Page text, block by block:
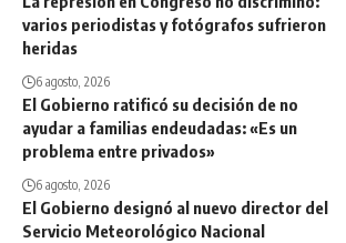
varios periodistas y fotógrafos sufrieron
heridas
6 agosto, 2026
El Gobierno ratificó su decisión de no
ayudar a familias endeudadas: «Es un
problema entre privados»
6 agosto, 2026
El Gobierno designó al nuevo director del
Servicio Meteorológico Nacional